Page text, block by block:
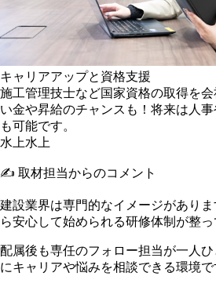
キャリアアップと資格支援
施工管理技士など国家資格の取得を
い金や昇給のチャンスも！将来は人
も可能です。
水上水上
✍️ 取材担当からのコメント
建設業界は専門的なイメージがあり
ら安心して始められる研修体制が整っ
配属後も専任のフォロー担当が一人
にキャリアや悩みを相談できる環境で